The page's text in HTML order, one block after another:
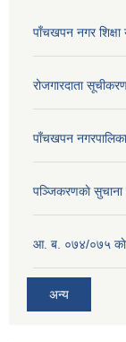
पाँचखपन नगर
रोजगारदाता
पाँचखपन
पञ्जिकरणकाे
आ. ब. ०७४/०७५ काे
अन्य